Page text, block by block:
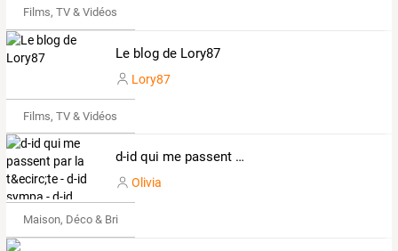
Films, TV & Vidéos
Le blog de Lory87
Lory87
Films, TV & Vidéos
d-id qui me passent par la t&ecirc;te - d-id sympa - d-id folles - d-id farfelues - d-id originales - et vos id !!!
Olivia
Maison, Déco & Bricolage